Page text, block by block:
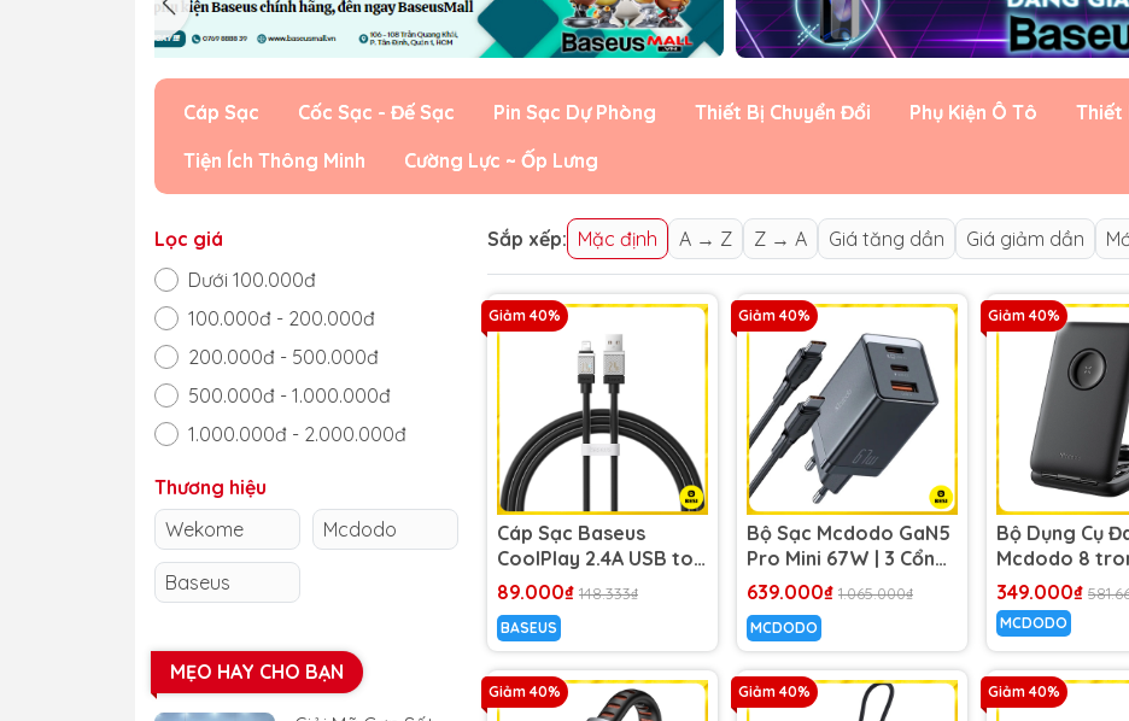
Cáp Sạc Cốc Sạc - Đế Sạc Pin Sạc Dự Phòng Thiết Bị Chuyển Đổi Phụ Kiện Ô Tô
Thiết
Tiện Ích Thông Minh
Cường Lực ~ Ốp Lưng
Sắp xếp: Mặc định A → Z Z → A Giá tăng dần Giá giảm dần
Giảm 40%
Cáp Sạc Baseus
CoolPlay 2.4A USB to
Ln | Đầu Hợp Kim Kẽm,
Cấp
89.000₫ 148.333₫
BASEUS
Giảm 40%
Bộ Sạc Mcdodo GaN5
Pro Mini 67W | 3 Cổng,
Sạc Nhanh Laptop &
639.000₫ 1.065.000₫
MCDODO
Giảm 40%
Bộ Dụng Cụ
Mcdodo 8
Tích Hợp Sạc
AppleWatch &
Đầu Chuyển
349.000₫
MCDODO
Giảm 40% Giảm 40% Giảm 40%
Lọc giá
Dưới 100.000đ
100.000đ - 200.000đ
200.000đ - 500.000đ
500.000đ - 1.000.000đ
1.000.000đ - 2.000.000đ
Thương hiệu
Wekome
Mcdodo
Baseus
MẸO HAY CHO BẠN